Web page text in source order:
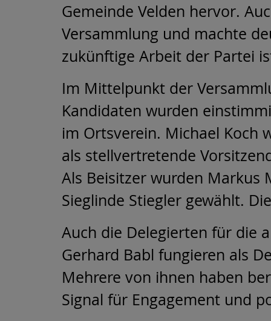
Gemeinde Velden hervor.
Versammlung und machte
zukünftige Arbeit der Partei
Im Mittelpunkt der
Kandidaten wurden
im Ortsverein. Michael Koch
als stellvertretende
Als Beisitzer wurden Markus
Sieglinde Stiegler gewählt.
Auch die Delegierten für die
Gerhard Babl fungieren als
Mehrere von ihnen haben
Signal für Engagement und